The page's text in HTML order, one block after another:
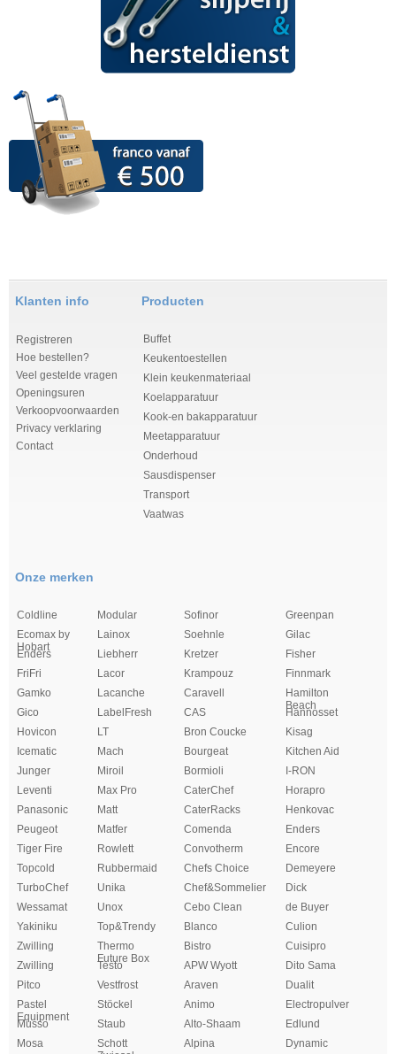
d
Klanten info
Registreren
Hoe bestellen?
Veel gestelde vragen
Openingsuren
Verkoopvoorwaarden
Privacy verklaring
Contact
Producten
Buffet
Keukentoestellen
Klein keukenmateriaal
Koelapparatuur
Kook-en bakapparatuur
Meetapparatuur
Onderhoud
Sausdispenser
Transport
Vaatwas
Onze merken
Coldline Modular Sofinor
Greenpan
Ecomax by
Hobart
Lainox Soehnle
Gilac
Enders
Liebherr Kretzer
Fisher
FriFri
Lacor Krampouz
Finnmark
Gamko
Lacanche Caravell
Hamilton
Beach
Gico LabelFresh CAS
Hannosset
Hovicon
LT Bron Coucke
Kisag
Icematic
Mach Bourgeat
Kitchen Aid
Junger
Miroil Bormioli
I-RON
Leventi
Max Pro CaterChef
Horapro
Panasonic
Matt CaterRacks
Henkovac
Peugeot
Matfer Comenda
Enders
Tiger Fire
Rowlett Convotherm
Encore
Topcold
Rubbermaid Chefs Choice
Demeyere
TurboChef
Unika Chef&Sommelier
Dick
Wessamat
Unox Cebo Clean
de Buyer
Yakiniku
Top&Trendy Blanco
Culion
Zwilling
Thermo
Future Box
Bistro
Cuisipro
Zwilling
Testo APW Wyott
Dito Sama
Pitco
Vestfrost Araven
Dualit
Pastel
Equipment
Stöckel Animo
Electropulver
Musso
Staub Alto-Shaam
Edlund
Mosa
Schott
Alpina
Dynamic